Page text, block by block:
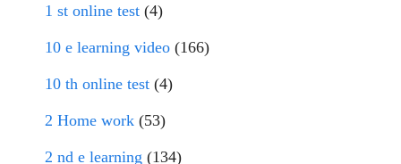
1 st online test (4)
10 e learning video (166)
10 th online test (4)
2 Home work (53)
2 nd e learning (134)